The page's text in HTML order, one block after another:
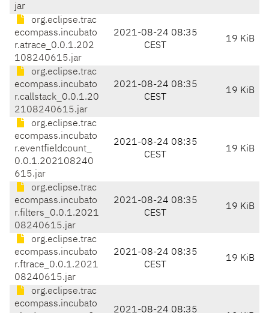
jar
org.eclipse.trac
ecompass.incubato
r.atrace_0.0.1.202
108240615.jar
2021-08-24 08:35
CEST
19 KiB
org.eclipse.trac
ecompass.incubato
r.callstack_0.0.1.20
2108240615.jar
2021-08-24 08:35
CEST
19 KiB
org.eclipse.trac
ecompass.incubato
r.eventfieldcount_
0.0.1.202108240
615.jar
2021-08-24 08:35
CEST
19 KiB
org.eclipse.trac
ecompass.incubato
r.filters_0.0.1.2021
08240615.jar
2021-08-24 08:35
CEST
19 KiB
org.eclipse.trac
ecompass.incubato
r.ftrace_0.0.1.2021
08240615.jar
2021-08-24 08:35
CEST
19 KiB
org.eclipse.trac
ecompass.incubato
2021-08-24 08:35